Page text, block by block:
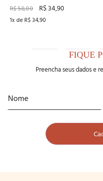
R$58,00 R$34,90
1x de R$34,90
FIQUE
Preencha seus dados e